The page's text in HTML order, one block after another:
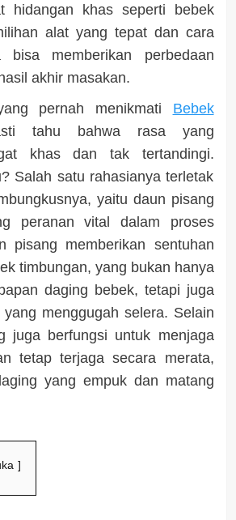
hidangan khas seperti bebek
alat yang tepat dan cara
bisa memberikan perbedaan
akhir masakan.
pernah menikmati Bebek
tahu bahwa rasa yang
khas dan tak tertandingi.
Salah satu rahasianya terletak
yaitu daun pisang
peranan vital dalam proses
pisang memberikan sentuhan
timbungan, yang bukan hanya
daging bebek, tetapi juga
yang menggugah selera. Selain
juga berfungsi untuk menjaga
tetap terjaga secara merata,
yang empuk dan matang